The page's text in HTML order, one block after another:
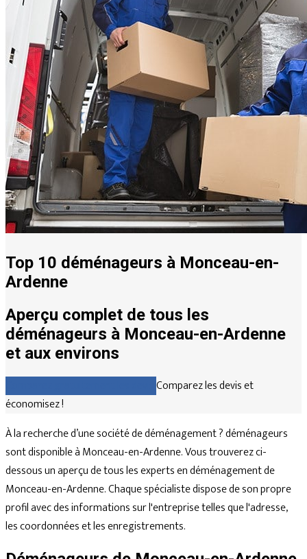
Top 10 déménageurs à Monceau-en-
Ardenne
Aperçu complet de tous les
déménageurs à Monceau-en-Ardenne
et aux environs
Comparez les devis et
économisez !
À la recherche d’une société de déménagement ? déménageurs
sont disponible à Monceau-en-Ardenne. Vous trouverez ci-
dessous un aperçu de tous les experts en déménagement de
Monceau-en-Ardenne. Chaque spécialiste dispose de son propre
profil avec des informations sur l'entreprise telles que l'adresse,
les coordonnées et les enregistrements.